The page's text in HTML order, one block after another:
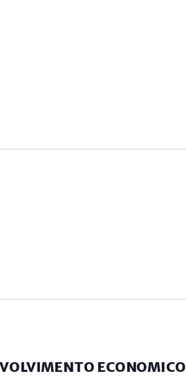
ECONOMICO